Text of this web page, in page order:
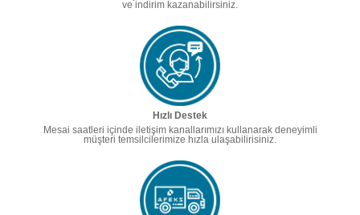
ve indirim kazanabilirsiniz.
Hızlı Destek
Mesai saatleri içinde iletişim kanallarımızı kullanarak deneyimli
müşteri temsilcilerimize hızla ulaşabilirisiniz.